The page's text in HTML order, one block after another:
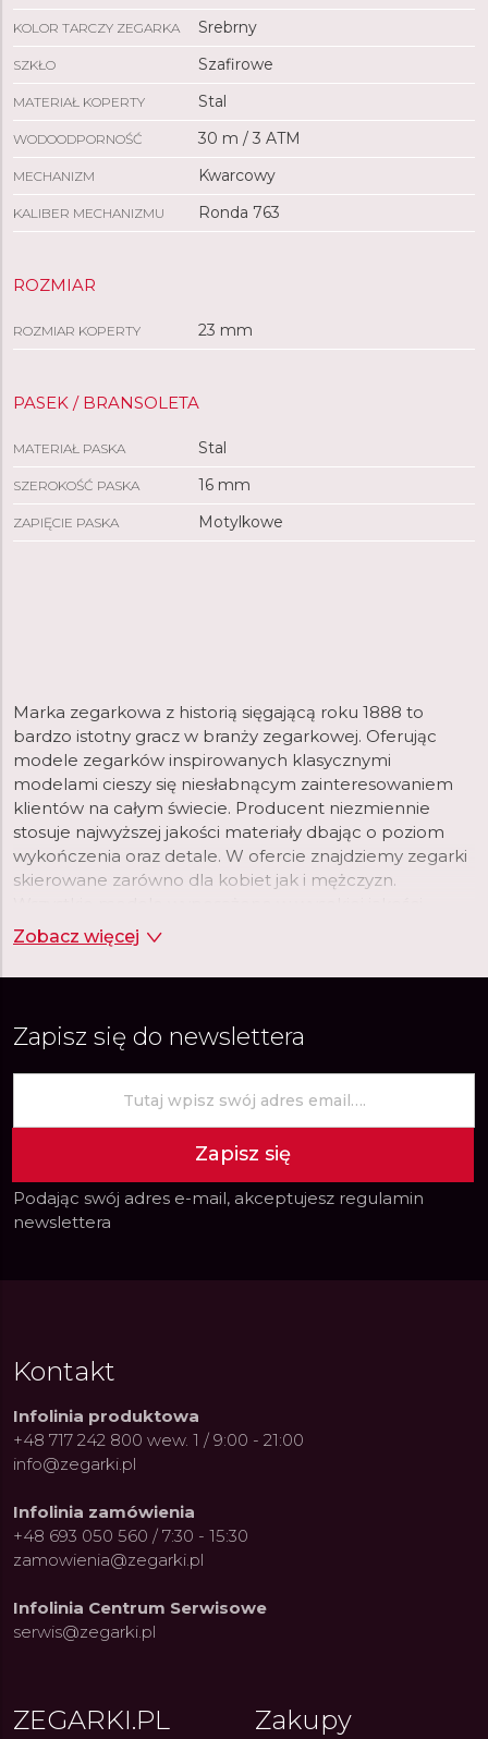
KOLOR TARCZY ZEGARKA Srebrny
SZKŁO Szafirowe
MATERIAŁ KOPERTY Stal
WODOODPORNOŚĆ 30 m / 3 ATM
MECHANIZM Kwarcowy
KALIBER MECHANIZMU Ronda 763
ROZMIAR
ROZMIAR KOPERTY 23 mm
PASEK / BRANSOLETA
MATERIAŁ PASKA Stal
SZEROKOŚĆ PASKA 16 mm
ZAPIĘCIE PASKA Motylkowe
Marka zegarkowa z historią sięgającą roku 1888 to
bardzo istotny gracz w branży zegarkowej. Oferując
modele zegarków inspirowanych klasycznymi
modelami cieszy się niesłabnącym zainteresowaniem
klientów na całym świecie. Producent niezmiennie
stosuje najwyższej jakości materiały dbając o poziom
wykończenia oraz detale. W ofercie znajdziemy zegarki
skierowane zarówno dla kobiet jak i mężczyzn.
skórzane paski oraz klasyczne bransolety. Modele
zarówno casualowe jak i eleganckie, idealnie
komponujące się z niemal każdym wyjściowym
Zobacz więcej
Zapisz się do newslettera
Zapisz się
Podając swój adres e-mail, akceptujesz regulamin
newslettera
Kontakt
Infolinia produktowa
+48 717 242 800 wew. 1 / 9:00 - 21:00
info@zegarki.pl
Infolinia zamówienia
+48 693 050 560 / 7:30 - 15:30
zamowienia@zegarki.pl
Infolinia Centrum Serwisowe
serwis@zegarki.pl
ZEGARKI.PL Zakupy